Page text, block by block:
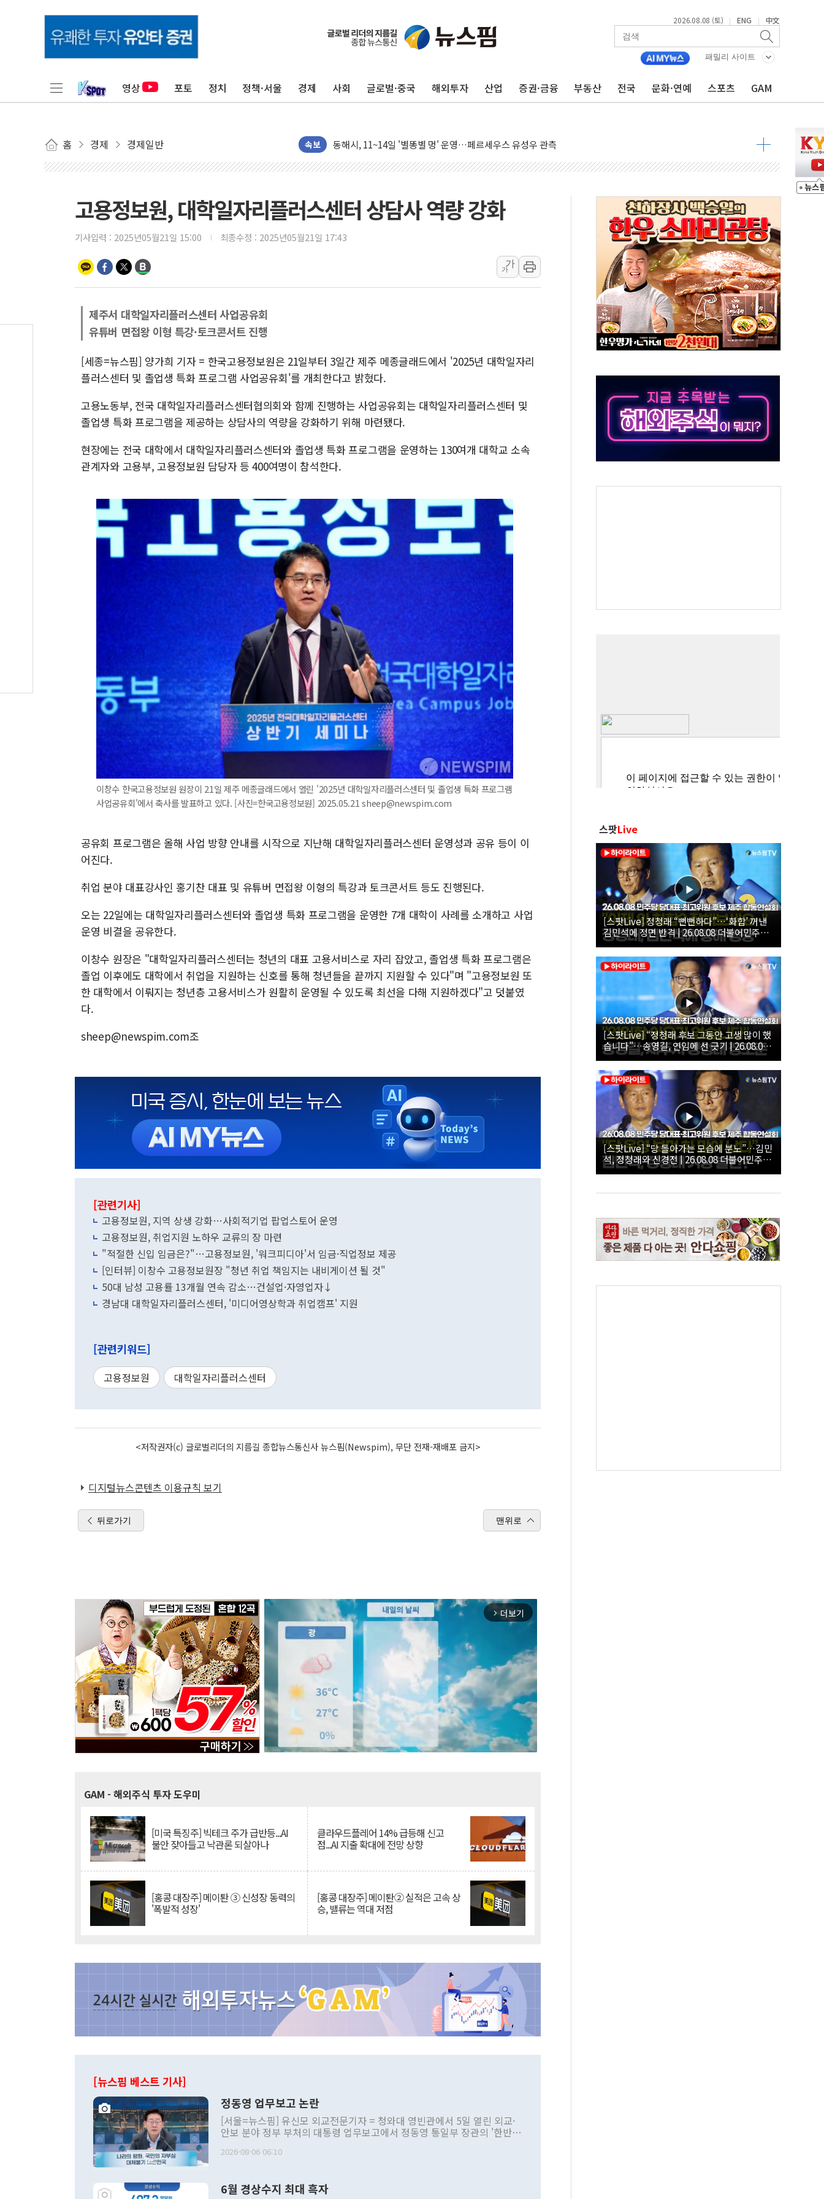
2026.08.08 (토) | ENG | 中文
패밀리 사이트
영상 포토 정치 정책·서울 경제 사회 글로벌·중국 해외투자 산업 증권·금융 부동산 전국 문화·연예 스포츠 GAM
홈 경제 경제일반 속보
李대통령, ISA 개편 재검토 지시…與 "적극 환영"·野 "졸속 국정"
연일 폭염에 온열질환 사망 23명…정부, 비상대응기구 가동
中 전방위 아파트 부양, 수도 베이징도 부동산 규제 철폐
동해시, 11~14일 '별똥별 멍' 운영…페르세우스 유성우 관측
강원 중·남부 동해안 시간당 50mm 이상 폭우…호우경보 발효
폭염에 車 운전면허 기능시험 오전 집중 편성…체감온도 38도 넘으면 중단
李대통령, 'ISA·주가누르기 방지법' 전면 재검토 지시
'호우 특보' 경북 울진 시간당 20~30mm 강한 비...가뭄 해소될 듯
주말 무더위·열대야 지속…내륙 곳곳 소나기
오세훈 "용산공원 주택 검토, 민주당 스스로 원칙 뒤집는 것"
충북 주말 무더위 지속…청주·진천 35도, 곳곳 소나기
민주당, 오늘 제주·인천 경선 발표...김민석 '재역전' vs 정청래 '격차 확대'
뉴욕증시, 고용 쇼크에 금리 인상 우려 후퇴…S&P500 최고치
트럼프, 쿡 연준 이사 해임 재추진…"26일까지 의혹 소명" 요구
유럽증시, 美 고용 예상 밖 부진에 연준 금리 인상 가능성 낮아지며 상승… STOXX 600 지수는 나흘 연속 최고치
고용정보원, 대학일자리플러스센터 상담사 역량 강화
기사입력 : 2025년05월21일 15:00 최종수정 : 2025년05월21일 17:43
가
가
제주서 대학일자리플러스센터 사업공유회
유튜버 면접왕 이형 특강·토크콘서트 진행
[세종=뉴스핌] 양가희 기자 = 한국고용정보원은 21일부터 3일간 제주 메종글래드에서 '2025년 대학일자리
플러스센터 및 졸업생 특화 프로그램 사업공유회'를 개최한다고 밝혔다.
고용노동부, 전국 대학일자리플러스센터협의회와 함께 진행하는 사업공유회는 대학일자리플러스센터 및
졸업생 특화 프로그램을 제공하는 상담사의 역량을 강화하기 위해 마련됐다.
현장에는 전국 대학에서 대학일자리플러스센터와 졸업생 특화 프로그램을 운영하는 130여개 대학교 소속
관계자와 고용부, 고용정보원 담당자 등 400여명이 참석한다.
이창수 한국고용정보원 원장이 21일 제주 메종글래드에서 열린 '2025년 대학일자리플러스센터 및 졸업생 특화 프로그램
사업공유회'에서 축사를 발표하고 있다. [사진=한국고용정보원] 2025.05.21 sheep@newspim.com
공유회 프로그램은 올해 사업 방향 안내를 시작으로 지난해 대학일자리플러스센터 운영성과 공유 등이 이
어진다.
취업 분야 대표강사인 홍기찬 대표 및 유튜버 면접왕 이형의 특강과 토크콘서트 등도 진행된다.
오는 22일에는 대학일자리플러스센터와 졸업생 특화 프로그램을 운영한 7개 대학이 사례를 소개하고 사업
운영 비결을 공유한다.
이창수 원장은 "대학일자리플러스센터는 청년의 대표 고용서비스로 자리 잡았고, 졸업생 특화 프로그램은
졸업 이후에도 대학에서 취업을 지원하는 신호를 통해 청년들을 끝까지 지원할 수 있다"며 "고용정보원 또
한 대학에서 이뤄지는 청년층 고용서비스가 원활히 운영될 수 있도록 최선을 다해 지원하겠다"고 덧붙였
다.
sheep@newspim.com조
[관련기사]
고용정보원, 지역 상생 강화…사회적기업 팝업스토어 운영
고용정보원, 취업지원 노하우 교류의 장 마련
"적절한 신입 임금은?"…고용정보원, '워크피디아'서 임금·직업정보 제공
[인터뷰] 이창수 고용정보원장 "청년 취업 책임지는 내비게이션 될 것"
50대 남성 고용률 13개월 연속 감소…건설업·자영업자↓
경남대 대학일자리플러스센터, '미디어영상학과 취업캠프' 지원
[관련키워드]
고용정보원 대학일자리플러스센터
<저작권자(c) 글로벌리더의 지름길 종합뉴스통신사 뉴스핌(Newspim), 무단 전재-재배포 금지>
디지털뉴스콘텐츠 이용규칙 보기
뒤로가기 맨위로
arrow_forward_ios 더보기
GAM - 해외주식 투자 도우미
[미국 특징주] 빅테크 주가 급반등...AI
불안 잦아들고 낙관론 되살아나
클라우드플레어 14% 급등해 신고
점...AI 지출 확대에 전망 상향
[홍콩 대장주] 메이퇀 ③ 신성장 동력의
'폭발적 성장'
[홍콩 대장주] 메이퇀② 실적은 고속 상
승, 밸류는 역대 저점
[뉴스핌 베스트 기사]
정동영 업무보고 논란
[서울=뉴스핌] 유신모 외교전문기자 = 청와대 영빈관에서 5일 열린 외교·
안보 분야 정부 부처의 대통령 업무보고에서 정동영 통일부 장관의 '한반도
발언 중에는 정부 내 조율을 거치지 않은 사안을 정책으로 추진하겠다고 공
주의적 희망에 근거한 비현실적 구상'이라는 비판을 내놨다. 그동안 정 장
2026-08-06 06:10
6월 경상수지 최대 흑자
스팟Live
[스팟Live] 정청래 “뻔뻔하다”…‘화합’ 꺼낸
김민석에 정면 반격 | 26.08.08 더불어민주당
당대표·최고위원 후보 제주 합동연설회
[스팟Live] “정청래 후보 그동안 고생 많이 했
습니다”…송영길, 연임에 선 긋기 | 26.08.08
더불어민주당 당대표·최고위원 후보 제주 합
동연설회
[스팟Live] “당 돌아가는 모습에 분노”…김민
석, 정청래와 신경전 | 26.08.08 더불어민주당
당대표·최고위원 후보 제주 합동연설회